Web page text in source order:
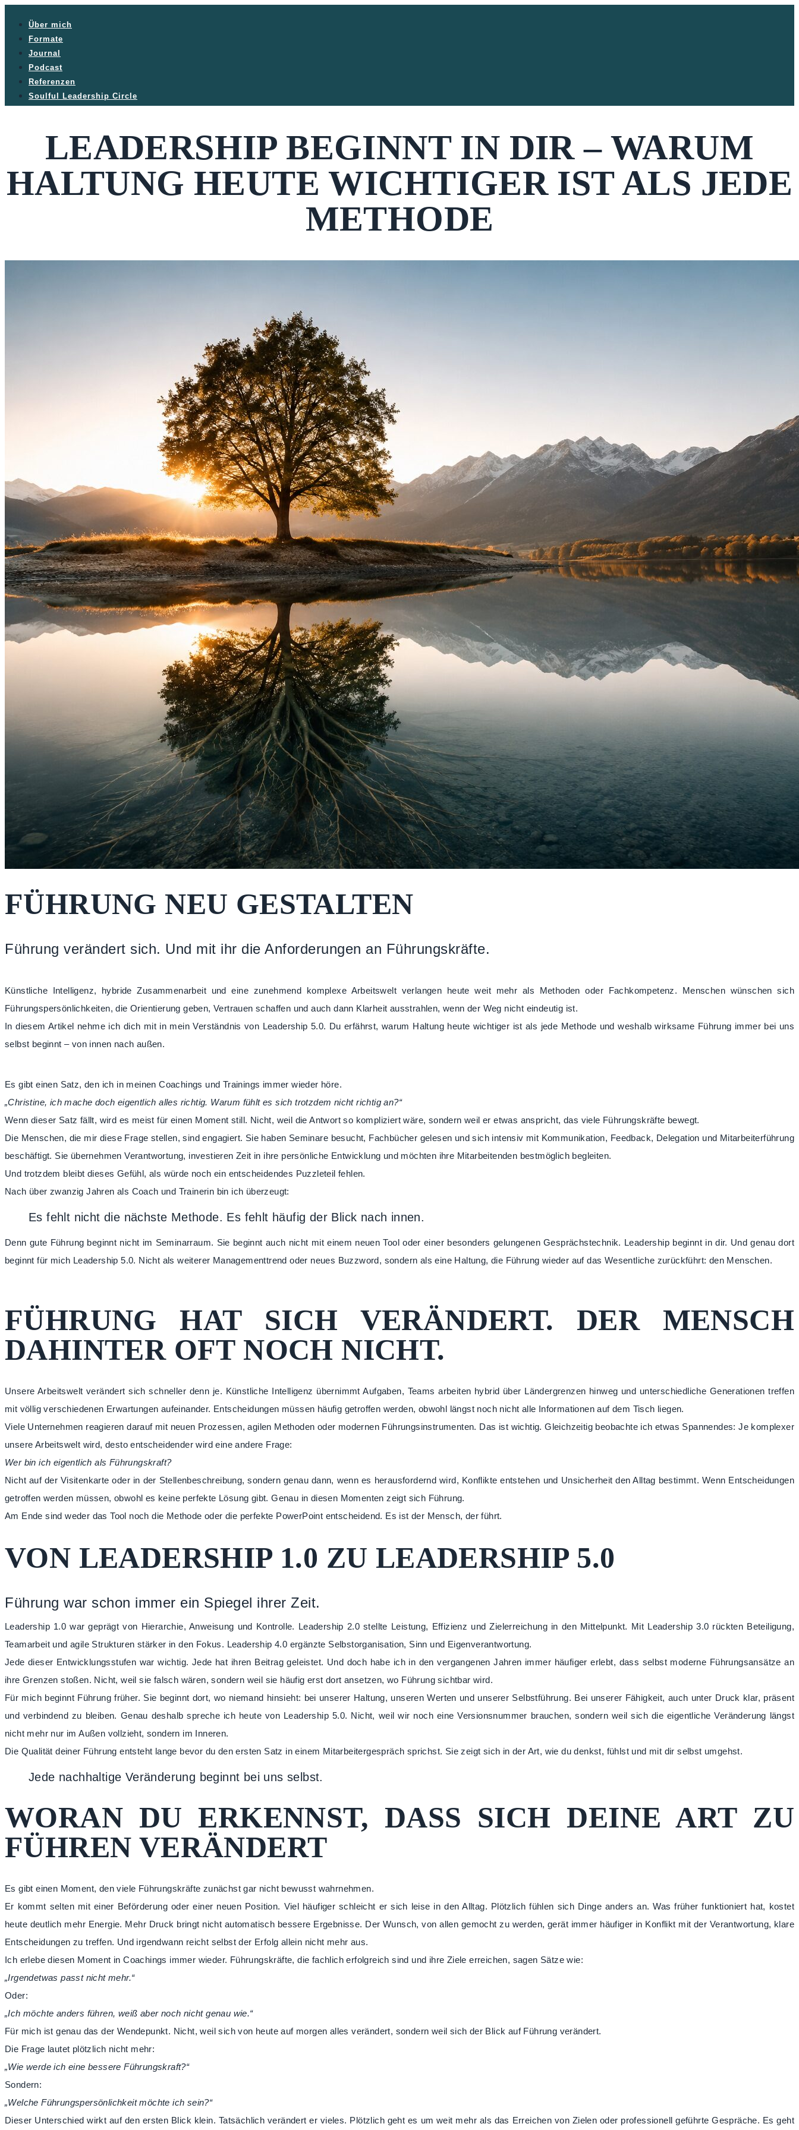
Über mich
Formate
Journal
Podcast
Referenzen
Soulful Leadership Circle
LEADERSHIP BEGINNT IN DIR – WARUM
HALTUNG HEUTE WICHTIGER IST ALS JEDE
METHODE
FÜHRUNG NEU GESTALTEN
Führung verändert sich. Und mit ihr die Anforderungen an Führungskräfte.
Künstliche Intelligenz, hybride Zusammenarbeit und eine zunehmend komplexe Arbeitswelt verlangen heute weit mehr als Methoden oder Fachkompetenz. Menschen wünschen sich
Führungspersönlichkeiten, die Orientierung geben, Vertrauen schaffen und auch dann Klarheit ausstrahlen, wenn der Weg nicht eindeutig ist.
In diesem Artikel nehme ich dich mit in mein Verständnis von Leadership 5.0. Du erfährst, warum Haltung heute wichtiger ist als jede Methode und weshalb wirksame Führung immer bei uns
selbst beginnt – von innen nach außen.
Es gibt einen Satz, den ich in meinen Coachings und Trainings immer wieder höre.
„Christine, ich mache doch eigentlich alles richtig. Warum fühlt es sich trotzdem nicht richtig an?“
Wenn dieser Satz fällt, wird es meist für einen Moment still. Nicht, weil die Antwort so kompliziert wäre, sondern weil er etwas anspricht, das viele Führungskräfte bewegt.
Die Menschen, die mir diese Frage stellen, sind engagiert. Sie haben Seminare besucht, Fachbücher gelesen und sich intensiv mit Kommunikation, Feedback, Delegation und Mitarbeiterführung
beschäftigt. Sie übernehmen Verantwortung, investieren Zeit in ihre persönliche Entwicklung und möchten ihre Mitarbeitenden bestmöglich begleiten.
Und trotzdem bleibt dieses Gefühl, als würde noch ein entscheidendes Puzzleteil fehlen.
Nach über zwanzig Jahren als Coach und Trainerin bin ich überzeugt:
Es fehlt nicht die nächste Methode. Es fehlt häufig der Blick nach innen.
Denn gute Führung beginnt nicht im Seminarraum. Sie beginnt auch nicht mit einem neuen Tool oder einer besonders gelungenen Gesprächstechnik. Leadership beginnt in dir. Und genau dort
beginnt für mich Leadership 5.0. Nicht als weiterer Managementtrend oder neues Buzzword, sondern als eine Haltung, die Führung wieder auf das Wesentliche zurückführt: den Menschen.
FÜHRUNG HAT SICH VERÄNDERT. DER MENSCH
DAHINTER OFT NOCH NICHT.
Unsere Arbeitswelt verändert sich schneller denn je. Künstliche Intelligenz übernimmt Aufgaben, Teams arbeiten hybrid über Ländergrenzen hinweg und unterschiedliche Generationen treffen
mit völlig verschiedenen Erwartungen aufeinander. Entscheidungen müssen häufig getroffen werden, obwohl längst noch nicht alle Informationen auf dem Tisch liegen.
Viele Unternehmen reagieren darauf mit neuen Prozessen, agilen Methoden oder modernen Führungsinstrumenten. Das ist wichtig. Gleichzeitig beobachte ich etwas Spannendes: Je komplexer
unsere Arbeitswelt wird, desto entscheidender wird eine andere Frage:
Wer bin ich eigentlich als Führungskraft?
Nicht auf der Visitenkarte oder in der Stellenbeschreibung, sondern genau dann, wenn es herausfordernd wird, Konflikte entstehen und Unsicherheit den Alltag bestimmt. Wenn Entscheidungen
getroffen werden müssen, obwohl es keine perfekte Lösung gibt. Genau in diesen Momenten zeigt sich Führung.
Am Ende sind weder das Tool noch die Methode oder die perfekte PowerPoint entscheidend. Es ist der Mensch, der führt.
VON LEADERSHIP 1.0 ZU LEADERSHIP 5.0
Führung war schon immer ein Spiegel ihrer Zeit.
Leadership 1.0 war geprägt von Hierarchie, Anweisung und Kontrolle. Leadership 2.0 stellte Leistung, Effizienz und Zielerreichung in den Mittelpunkt. Mit Leadership 3.0 rückten Beteiligung,
Teamarbeit und agile Strukturen stärker in den Fokus. Leadership 4.0 ergänzte Selbstorganisation, Sinn und Eigenverantwortung.
Jede dieser Entwicklungsstufen war wichtig. Jede hat ihren Beitrag geleistet. Und doch habe ich in den vergangenen Jahren immer häufiger erlebt, dass selbst moderne Führungsansätze an
ihre Grenzen stoßen. Nicht, weil sie falsch wären, sondern weil sie häufig erst dort ansetzen, wo Führung sichtbar wird.
Für mich beginnt Führung früher. Sie beginnt dort, wo niemand hinsieht: bei unserer Haltung, unseren Werten und unserer Selbstführung. Bei unserer Fähigkeit, auch unter Druck klar, präsent
und verbindend zu bleiben. Genau deshalb spreche ich heute von Leadership 5.0. Nicht, weil wir noch eine Versionsnummer brauchen, sondern weil sich die eigentliche Veränderung längst
nicht mehr nur im Außen vollzieht, sondern im Inneren.
Die Qualität deiner Führung entsteht lange bevor du den ersten Satz in einem Mitarbeitergespräch sprichst. Sie zeigt sich in der Art, wie du denkst, fühlst und mit dir selbst umgehst.
Jede nachhaltige Veränderung beginnt bei uns selbst.
WORAN DU ERKENNST, DASS SICH DEINE ART ZU
FÜHREN VERÄNDERT
Es gibt einen Moment, den viele Führungskräfte zunächst gar nicht bewusst wahrnehmen.
Er kommt selten mit einer Beförderung oder einer neuen Position. Viel häufiger schleicht er sich leise in den Alltag. Plötzlich fühlen sich Dinge anders an. Was früher funktioniert hat, kostet
heute deutlich mehr Energie. Mehr Druck bringt nicht automatisch bessere Ergebnisse. Der Wunsch, von allen gemocht zu werden, gerät immer häufiger in Konflikt mit der Verantwortung, klare
Entscheidungen zu treffen. Und irgendwann reicht selbst der Erfolg allein nicht mehr aus.
Ich erlebe diesen Moment in Coachings immer wieder. Führungskräfte, die fachlich erfolgreich sind und ihre Ziele erreichen, sagen Sätze wie:
„Irgendetwas passt nicht mehr.“
Oder:
„Ich möchte anders führen, weiß aber noch nicht genau wie.“
Für mich ist genau das der Wendepunkt. Nicht, weil sich von heute auf morgen alles verändert, sondern weil sich der Blick auf Führung verändert.
Die Frage lautet plötzlich nicht mehr:
„Wie werde ich eine bessere Führungskraft?“
Sondern:
„Welche Führungspersönlichkeit möchte ich sein?“
Dieser Unterschied wirkt auf den ersten Blick klein. Tatsächlich verändert er vieles. Plötzlich geht es um weit mehr als das Erreichen von Zielen oder professionell geführte Gespräche. Es geht